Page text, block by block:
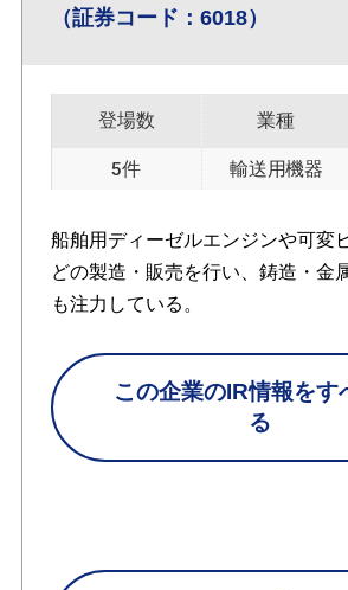
（証券コード：6018）
登場数
5件
業種
輸送用機器
船舶用ディーゼルエンジンや可変
どの製造・販売を行い、鋳造・金
も注力している。
この企業のIR情報をす
る